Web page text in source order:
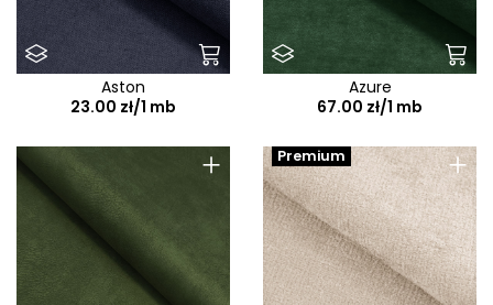
Aston
23.00 zł/1 mb
Azure
67.00 zł/1 mb
+ +
Premium